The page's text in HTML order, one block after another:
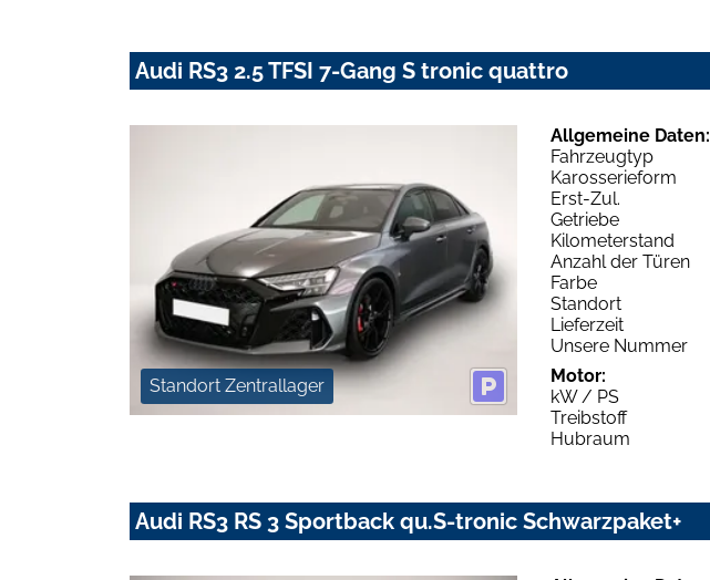
Audi RS3 2.5 TFSI 7-Gang S tronic quattro
Standort Zentrallager
Allgemeine Daten:
Fahrzeugtyp
Karosserieform
Erst-Zul.
Getriebe
Kilometerstand
Anzahl der Türen
Farbe
Standort
Lieferzeit
Unsere Nummer
Motor:
kW / PS
Treibstoff
Hubraum
Audi RS3 RS 3 Sportback qu.S-tronic Schwarzpaket+